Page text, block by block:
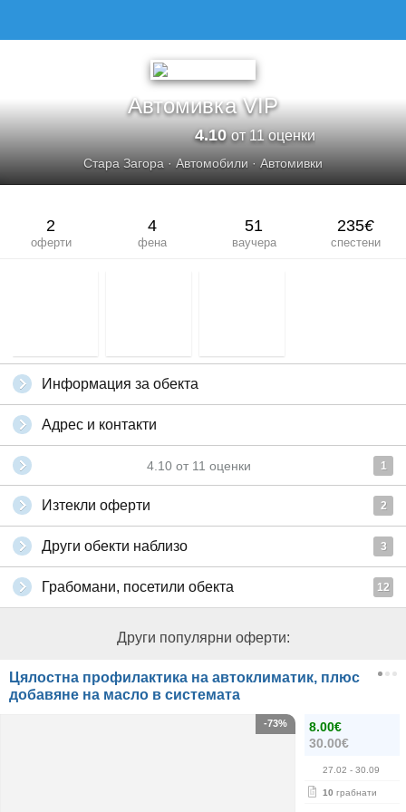
Автомивка VIP
4.10от 11 оценки
Стара Загора ·Автомобили ·Автомивки
2
оферти
4
фена
51
ваучера
235€
спестени
Информация за обекта
Адрес и контакти
4.10 от 11 оценки 1
Изтекли оферти 2
Други обекти наблизо 3
Грабомани, посетили обекта 12
Други популярни оферти:
Цялостна профилактика на автоклиматик, плюс
добавяне на масло в системата
8.00€
30.00€
27.02 - 30.09
10 грабнати
-73%